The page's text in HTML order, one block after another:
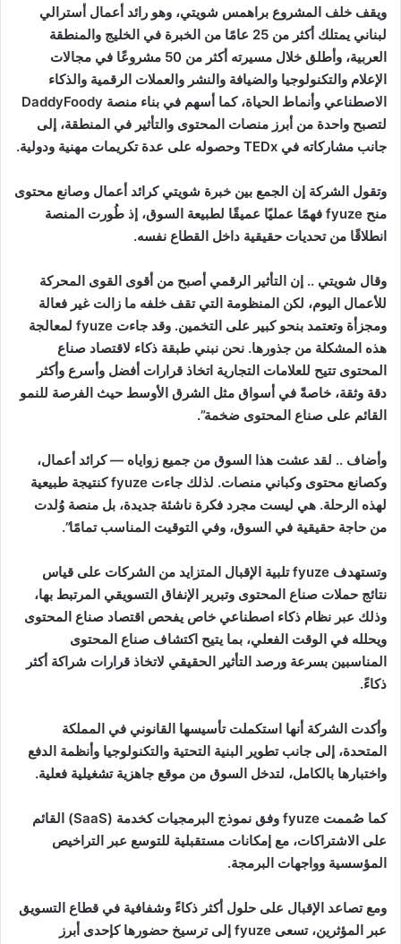
ويقف خلف المشروع براهمس شويتي، وهو رائد أعمال أسترالي
لبناني يمتلك أكثر من 25 عامًا من الخبرة في الخليج والمنطقة
العربية، وأطلق خلال مسيرته أكثر من 50 مشروعًا في مجالات
الإعلام والتكنولوجيا والضيافة والنشر والعملات الرقمية والذكاء
الاصطناعي وأنماط الحياة، كما أسهم في بناء منصة
لتصبح واحدة من أبرز منصات المحتوى والتأثير في المنطقة، إلى
جانب مشاركاته في
وحصوله على عدة تكريمات مهنية ودولية.
وتقول الشركة إن الجمع بين خبرة شويتي كرائد أعمال وصانع محتوى
منح
فهمًا عمليًا عميقًا لطبيعة السوق، إذ طُورت المنصة
انطلاقًا من تحديات حقيقية داخل القطاع نفسه.
وقال شويتي .. إن التأثير الرقمي أصبح من أقوى القوى المحركة
للأعمال اليوم، لكن المنظومة التي تقف خلفه ما زالت غير فعالة
ومجزأة وتعتمد بنحو كبير على التخمين. وقد جاءت
لمعالجة
هذه المشكلة من جذورها. نحن نبني طبقة ذكاء لاقتصاد صناع
المحتوى تتيح للعلامات التجارية اتخاذ قرارات أفضل وأسرع وأكثر
دقة وثقة، خاصةً في أسواق مثل الشرق الأوسط حيث الفرصة للنمو
القائم على صناع المحتوى ضخمة”.
وأضاف .. لقد عشت هذا السوق من جميع زواياه — كرائد أعمال،
وكصانع محتوى وكباني منصات. لذلك جاءت
كنتيجة طبيعية
لهذه الرحلة. هي ليست مجرد فكرة ناشئة جديدة، بل منصة وُلدت
من حاجة حقيقية في السوق، وفي التوقيت المناسب تمامًا”.
وتستهدف
تلبية الإقبال المتزايد من الشركات على قياس
نتائج حملات صناع المحتوى وتبرير الإنفاق التسويقي المرتبط بها،
وذلك عبر نظام ذكاء اصطناعي خاص يفحص اقتصاد صناع المحتوى
ويحلله في الوقت الفعلي، بما يتيح اكتشاف صناع المحتوى
المناسبين بسرعة ورصد التأثير الحقيقي لاتخاذ قرارات شراكة أكثر
ذكاءً.
وأكدت الشركة أنها استكملت تأسيسها القانوني في المملكة
المتحدة، إلى جانب تطوير البنية التحتية والتكنولوجيا وأنظمة الدفع
واختبارها بالكامل، لتدخل السوق من موقع جاهزية تشغيلية فعلية.
كما صُممت وفق نموذج البرمجيات كخدمة (SaaS)
القائم
على الاشتراكات، مع إمكانات مستقبلية للتوسع عبر التراخيص
المؤسسية وواجهات البرمجة.
ومع تصاعد الإقبال على حلول أكثر ذكاءً وشفافية في قطاع التسويق
عبر المؤثرين، تسعى
إلى ترسيخ حضورها كإحدى أبرز